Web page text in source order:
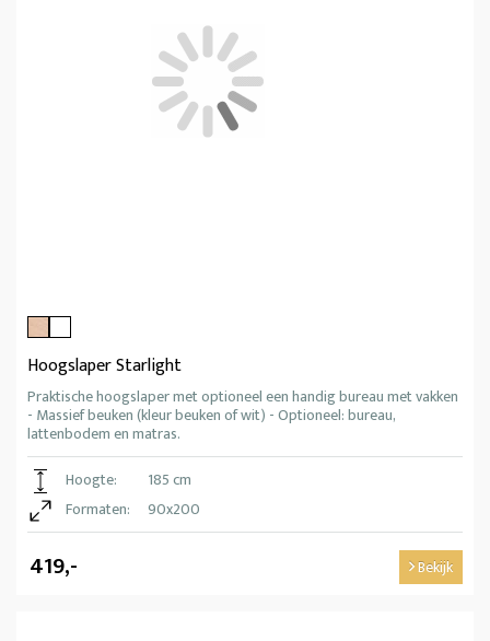
Hoogslaper Starlight
Praktische hoogslaper met optioneel een handig bureau met vakken
- Massief beuken (kleur beuken of wit) - Optioneel: bureau,
lattenbodem en matras.
Hoogte:
185 cm
Formaten:
90x200
419,- Bekijk